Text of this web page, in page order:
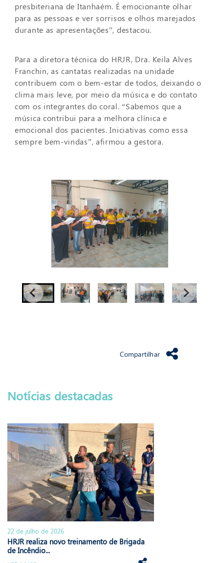
presbiteriana de Itanhaém. É emocionante olhar
para as pessoas e ver sorrisos e olhos marejados
durante as apresentações”, destacou.
Para a diretora técnica do HRJR, Dra. Keila Alves
Franchin, as cantatas realizadas na unidade
contribuem com o bem-estar de todos, deixando o
clima mais leve, por meio da música e do contato
com os integrantes do coral. “Sabemos que a
música contribui para a melhora clínica e
emocional dos pacientes. Iniciativas como essa
sempre bem-vindas”, afirmou a gestora.
Compartilhar
Notícias destacadas
22 de julho de 2026
HRJR realiza novo treinamento de Brigada
de Incêndio...